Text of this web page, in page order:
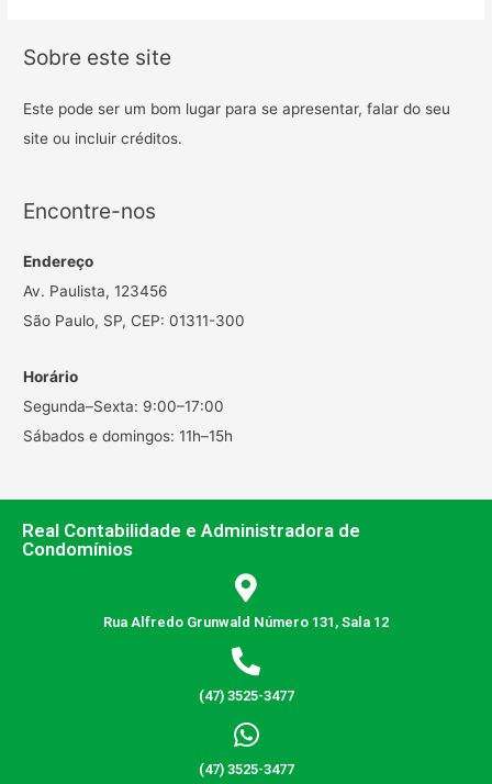
Sobre este site
Este pode ser um bom lugar para se apresentar, falar do seu
site ou incluir créditos.
Encontre-nos
Endereço
Av. Paulista, 123456
São Paulo, SP, CEP: 01311-300
Horário
Segunda–Sexta: 9:00–17:00
Sábados e domingos: 11h–15h
Real Contabilidade e Administradora de
Condomínios
Rua Alfredo Grunwald Número 131, Sala 12
(47) 3525-3477
(47) 3525-3477